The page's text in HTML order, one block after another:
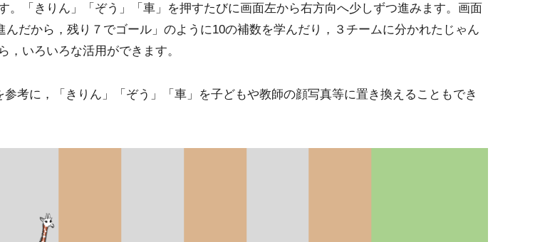
「きりん」「ぞう」「車」を押すたびに画面左から右方向へ少しずつ進みます。画面
だから，残り７でゴール」のように10の補数を学んだり，３チームに分かれたじゃん
いろいろな活用ができます。
参考に，「きりん」「ぞう」「車」を子どもや教師の顔写真等に置き換えることもでき